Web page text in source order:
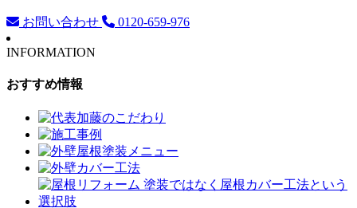
お問い合わせ 0120-659-976
INFORMATION
おすすめ情報